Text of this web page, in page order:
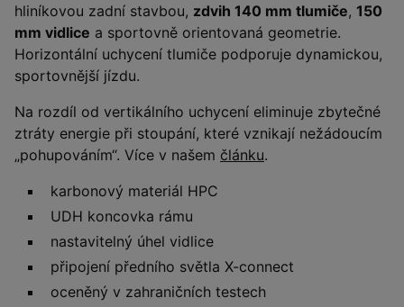
hliníkovou zadní stavbou, zdvih 140 mm tlumiče, 150
mm vidlice a sportovně orientovaná geometrie.
Horizontální uchycení tlumiče podporuje dynamickou,
sportovnější jízdu.
Na rozdíl od vertikálního uchycení eliminuje zbytečné
ztráty energie při stoupání, které vznikají nežádoucím
„pohupováním“. Více v našem článku.
karbonový materiál HPC
UDH koncovka rámu
nastavitelný úhel vidlice
připojení předního světla X-connect
oceněný v zahraničních testech